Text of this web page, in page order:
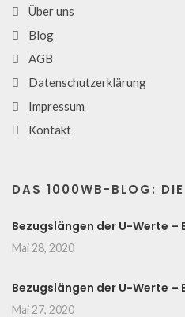
Über uns
Blog
AGB
Datenschutzerklärung
Impressum
Kontakt
DAS 1000WB-BLOG: DIE
Bezugslängen der U-Werte –
Mai 28, 2020
Bezugslängen der U-Werte
Mai 27, 2020